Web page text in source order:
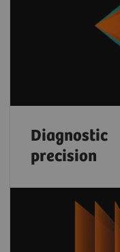
Diagnostic
precision